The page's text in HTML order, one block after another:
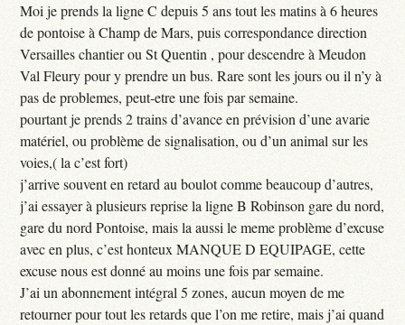
Moi je prends la ligne C depuis 5 ans tout les matins à 6 heures
de pontoise à Champ de Mars, puis correspondance direction
Versailles chantier ou St Quentin , pour descendre à Meudon
Val Fleury pour y prendre un bus. Rare sont les jours ou il n’y à
pas de problemes, peut-etre une fois par semaine.
pourtant je prends 2 trains d’avance en prévision d’une avarie
matériel, ou problème de signalisation, ou d’un animal sur les
voies,( la c’est fort)
j’arrive souvent en retard au boulot comme beaucoup d’autres,
j’ai essayer à plusieurs reprise la ligne B Robinson gare du nord,
gare du nord Pontoise, mais la aussi le meme problème d’excuse
avec en plus, c’est honteux MANQUE D EQUIPAGE, cette
excuse nous est donné au moins une fois par semaine.
J’ai un abonnement intégral 5 zones, aucun moyen de me
retourner pour tout les retards que l’on me retire, mais j’ai quand